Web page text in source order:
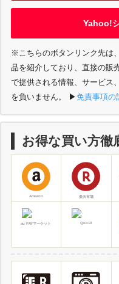
Yahoo!
※こちらのボタンリンク先は
品を紹介しており、直接の販
で提供される情報、サービス
を負いません。
▶︎免責事項の
お得な買い方徹
Amazon 楽天市場
au PAYマーケット Qoo10